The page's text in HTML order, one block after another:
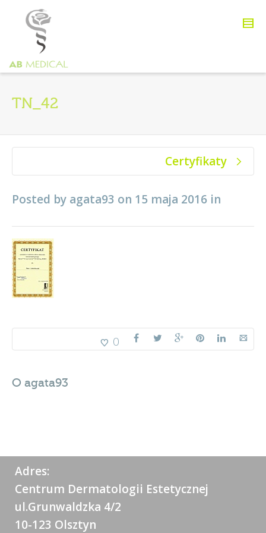
TN_42
Certyfikaty
Posted by agata93 on 15 maja 2016 in
0
O agata93
Adres:
Centrum Dermatologii Estetycznej
ul.Grunwaldzka 4/2
10-123 Olsztyn